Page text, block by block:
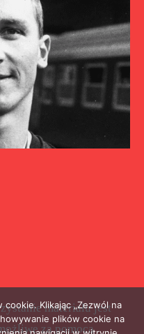
materiału jest
za pomocą
Klikając „Zezwól na
plików cookie na